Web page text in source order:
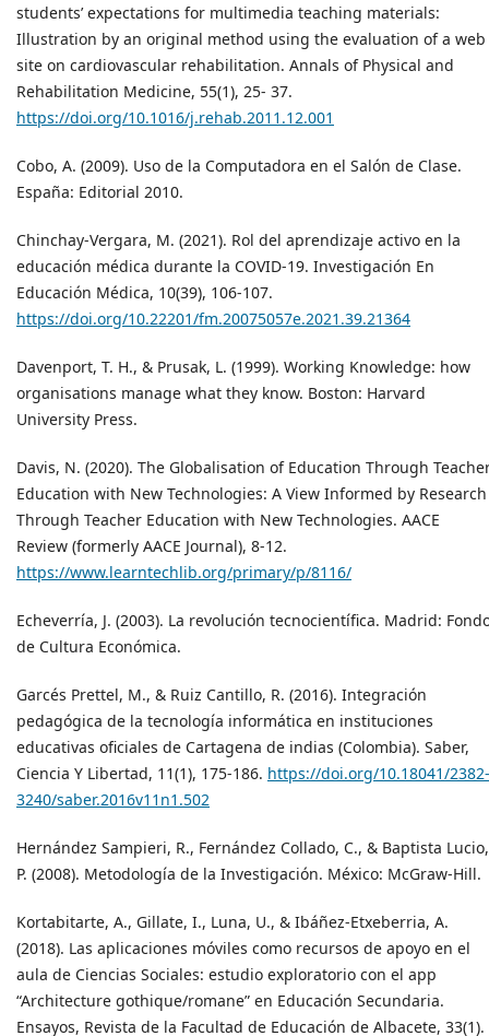
students’ expectations for multimedia teaching materials:
Illustration by an original method using the evaluation of a web
site on cardiovascular rehabilitation. Annals of Physical and
Rehabilitation Medicine, 55(1), 25- 37.
https://doi.org/10.1016/j.rehab.2011.12.001
Cobo, A. (2009). Uso de la Computadora en el Salón de Clase.
España: Editorial 2010.
Chinchay-Vergara, M. (2021). Rol del aprendizaje activo en la
educación médica durante la COVID-19. Investigación En
Educación Médica, 10(39), 106-107.
https://doi.org/10.22201/fm.20075057e.2021.39.21364
Davenport, T. H., & Prusak, L. (1999). Working Knowledge: how
organisations manage what they know. Boston: Harvard
University Press.
Davis, N. (2020). The Globalisation of Education Through
Education with New Technologies: A View Informed by Research
Through Teacher Education with New Technologies. AACE
Review (formerly AACE Journal), 8-12.
https://www.learntechlib.org/primary/p/8116/
Echeverría, J. (2003). La revolución tecnocientífica. Madrid:
de Cultura Económica.
Garcés Prettel, M., & Ruiz Cantillo, R. (2016). Integración
pedagógica de la tecnología informática en instituciones
educativas oficiales de Cartagena de indias (Colombia). Saber,
Ciencia Y Libertad, 11(1), 175-186. https://doi.org/10.18041/2382-
3240/saber.2016v11n1.502
Hernández Sampieri, R., Fernández Collado, C., & Baptista Lucio,
P. (2008). Metodología de la Investigación. México: McGraw-Hill.
Kortabitarte, A., Gillate, I., Luna, U., & Ibáñez‐Etxeberria, A.
(2018). Las aplicaciones móviles como recursos de apoyo en el
aula de Ciencias Sociales: estudio exploratorio con el app
“Architecture gothique/romane” en Educación Secundaria.
Ensayos, Revista de la Facultad de Educación de Albacete, 33(1).